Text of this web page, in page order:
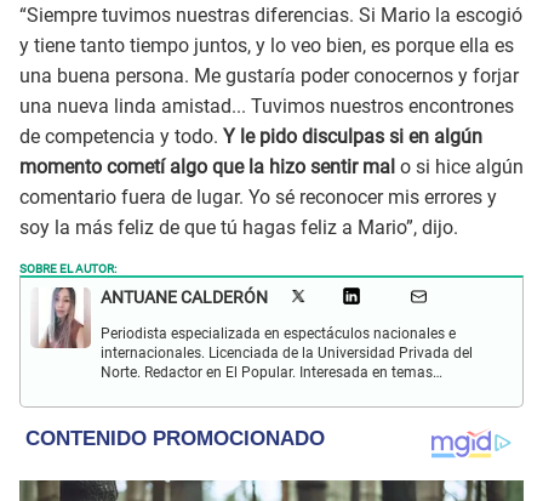
“Siempre tuvimos nuestras diferencias. Si Mario la escogió
y tiene tanto tiempo juntos, y lo veo bien, es porque ella es
una buena persona. Me gustaría poder conocernos y forjar
una nueva linda amistad... Tuvimos nuestros encontrones
de competencia y todo. Y le pido disculpas si en algún
momento cometí algo que la hizo sentir mal o si hice algún
comentario fuera de lugar. Yo sé reconocer mis errores y
soy la más feliz de que tú hagas feliz a Mario”, dijo.
SOBRE EL AUTOR:
ANTUANE CALDERÓN
Periodista especializada en espectáculos nacionales e
internacionales. Licenciada de la Universidad Privada del
Norte. Redactor en El Popular. Interesada en temas
y televisión.